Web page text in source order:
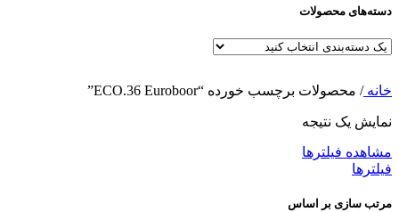
دسته‌های محصولات
خانه/ محصولات برچسب خورده “ECO.36 Euroboor”
نمایش یک نتیجه
مشاهده فیلترها
فیلترها
مرتب سازی بر اساس